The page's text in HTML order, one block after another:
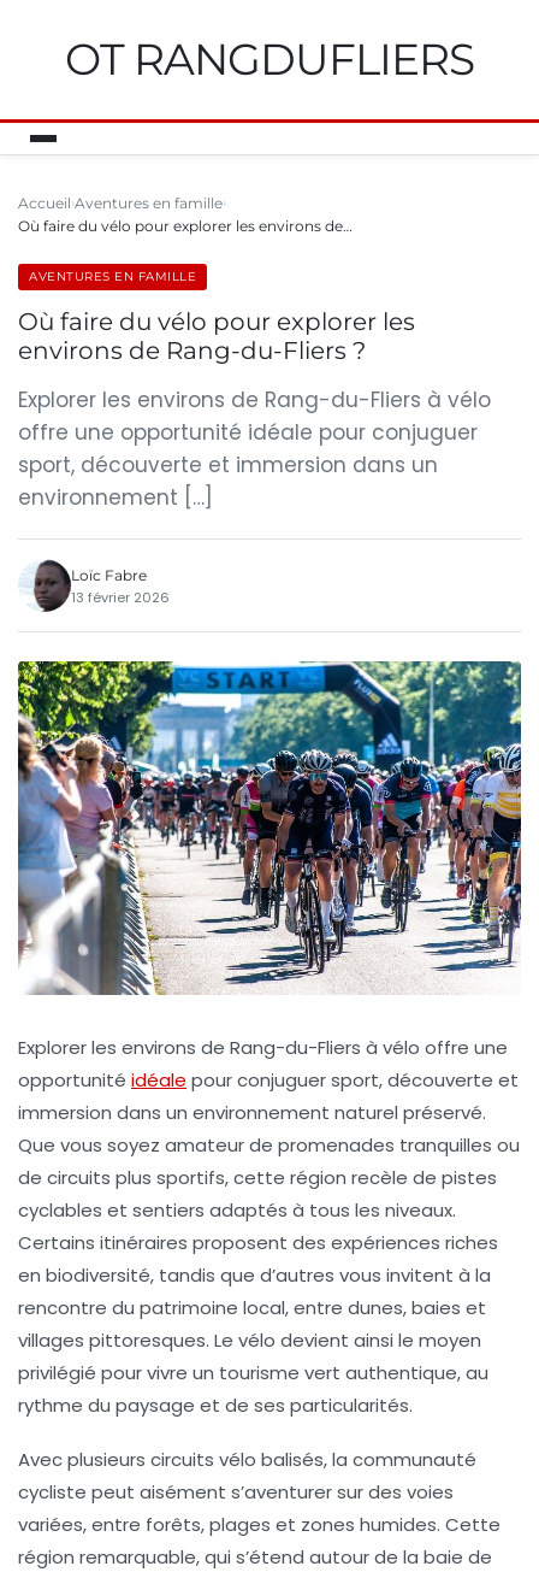
OT RANGDUFLIERS
Accueil Aventures en famille
Où faire du vélo pour explorer les environs de…
AVENTURES EN FAMILLE
Où faire du vélo pour explorer les
environs de Rang-du-Fliers ?
Explorer les environs de Rang-du-Fliers à vélo
offre une opportunité idéale pour conjuguer
sport, découverte et immersion dans un
environnement […]
Loïc Fabre
13 février 2026
Explorer les environs de Rang-du-Fliers à vélo offre une
opportunité idéale pour conjuguer sport, découverte et
immersion dans un environnement naturel préservé.
Que vous soyez amateur de promenades tranquilles ou
de circuits plus sportifs, cette région recèle de pistes
cyclables et sentiers adaptés à tous les niveaux.
Certains itinéraires proposent des expériences riches
en biodiversité, tandis que d’autres vous invitent à la
rencontre du patrimoine local, entre dunes, baies et
villages pittoresques. Le vélo devient ainsi le moyen
privilégié pour vivre un tourisme vert authentique, au
rythme du paysage et de ses particularités.
Avec plusieurs circuits vélo balisés, la communauté
cycliste peut aisément s’aventurer sur des voies
variées, entre forêts, plages et zones humides. Cette
région remarquable, qui s’étend autour de la baie de